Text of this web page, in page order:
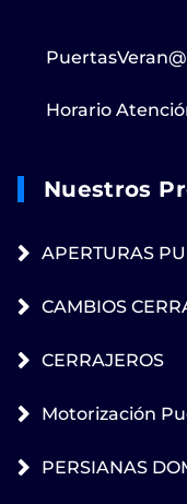
Horario
Nuestros
APERTURAS
CAMBIOS
CERRAJEROS
Motorización
PERSIANAS